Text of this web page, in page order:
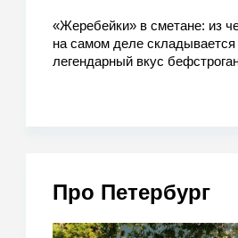
«Жеребейки» в сметане: из
на самом деле складывается
легендарный вкус
Про Петербург